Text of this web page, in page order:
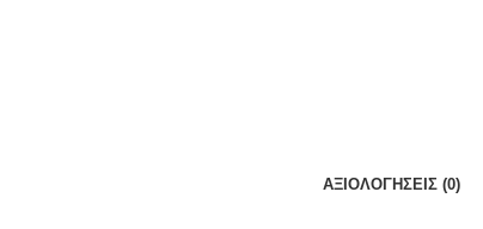
ΑΞΙΟΛΟΓΉΣΕΙΣ (0)